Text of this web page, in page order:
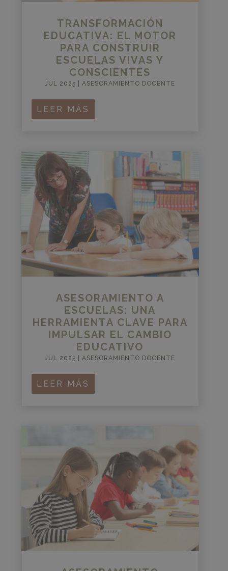
TRANSFORMACIÓN
EDUCATIVA: EL MOTOR
PARA CONSTRUIR
ESCUELAS VIVAS Y
CONSCIENTES
JUL 2025 |ASESORAMIENTO DOCENTE
LEER MÁS
ASESORAMIENTO A
ESCUELAS: UNA
HERRAMIENTA CLAVE PARA
IMPULSAR EL CAMBIO
EDUCATIVO
JUL 2025 |ASESORAMIENTO DOCENTE
LEER MÁS